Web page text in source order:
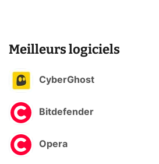
Meilleurs logiciels
CyberGhost
Bitdefender
Opera